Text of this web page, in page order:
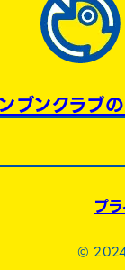
ブンクラブ
プ
©